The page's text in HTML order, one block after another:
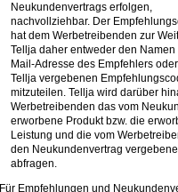
Neukundenvertrags erfolgen,
nachvollziehbar. Der
hat dem Werbetreibenden zur
Tellja daher entweder den Namen
Mail-Adresse des Empfehlers
Tellja vergebenen
mitzuteilen. Tellja wird darüber
Werbetreibenden das vom
erworbene Produkt bzw. die
Leistung und die vom
den Neukundenvertrag
abfragen.
Für Empfehlungen und